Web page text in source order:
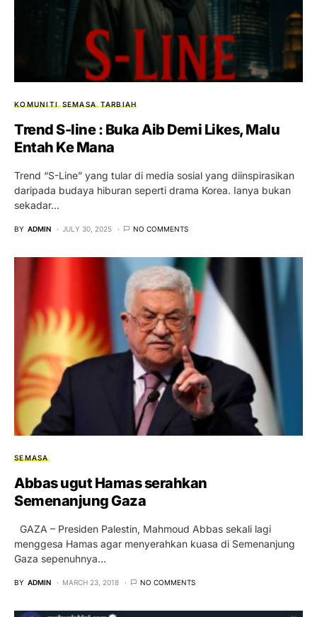
KOMUNITI SEMASA TARBIAH
Trend S-line : Buka Aib Demi Likes, Malu
Entah Ke Mana
Trend “S-Line” yang tular di media sosial yang diinspirasikan
daripada budaya hiburan seperti drama Korea. Ianya bukan
sekadar…
BY ADMIN JULY 30, 2025 NO COMMENTS
SEMASA
Abbas ugut Hamas serahkan
Semenanjung Gaza
GAZA – Presiden Palestin, Mahmoud Abbas sekali lagi
menggesa Hamas agar menyerahkan kuasa di Semenanjung
Gaza sepenuhnya…
BY ADMIN MARCH 23, 2018 NO COMMENTS